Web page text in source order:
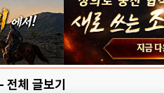
- 전체 글보기